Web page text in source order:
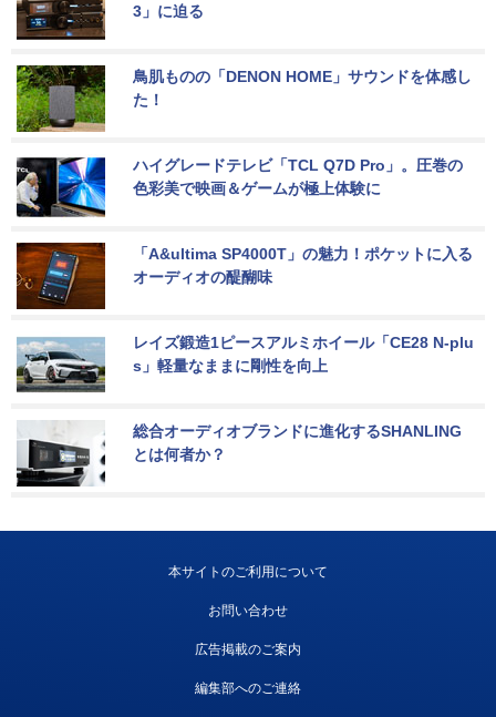
3」に迫る
鳥肌ものの「DENON HOME」サウンドを体感し
た！
ハイグレードテレビ「TCL Q7D Pro」。圧巻の
色彩美で映画＆ゲームが極上体験に
「A&ultima SP4000T」の魅力！ポケットに入る
オーディオの醍醐味
レイズ鍛造1ピースアルミホイール「CE28 N-plu
s」軽量なままに剛性を向上
総合オーディオブランドに進化するSHANLING
とは何者か？
本サイトのご利用について
お問い合わせ
広告掲載のご案内
編集部へのご連絡